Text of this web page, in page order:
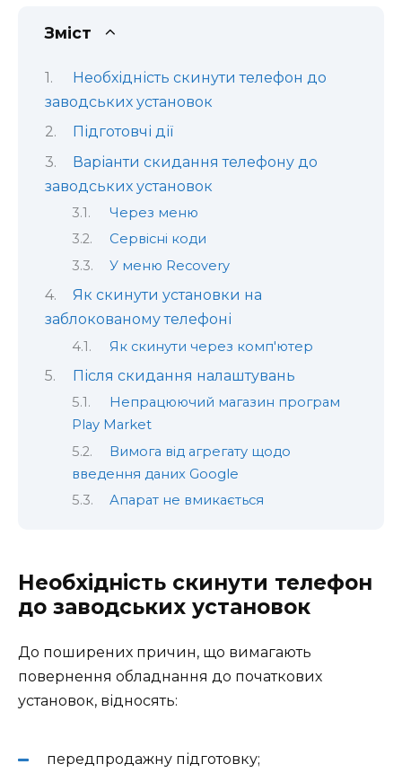
Зміст
Необхідність скинути телефон до
заводських установок
Підготовчі дії
Варіанти скидання телефону до
заводських установок
Через меню
Сервісні коди
У меню Recovery
Як скинути установки на
заблокованому телефоні
Як скинути через комп'ютер
Після скидання налаштувань
Непрацюючий магазин програм
Play Market
Вимога від агрегату щодо
введення даних Google
Апарат не вмикається
Необхідність скинути телефон
до заводських установок
До поширених причин, що вимагають
повернення обладнання до початкових
установок, відносять:
передпродажну підготовку;